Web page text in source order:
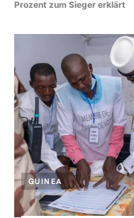
Prozent zum Sieger erklärt
GUINEA